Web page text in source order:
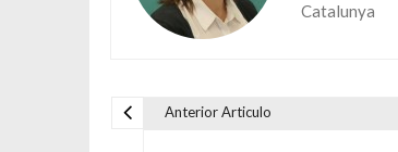
Catalunya
Navegación de entradas
Anterior Articulo